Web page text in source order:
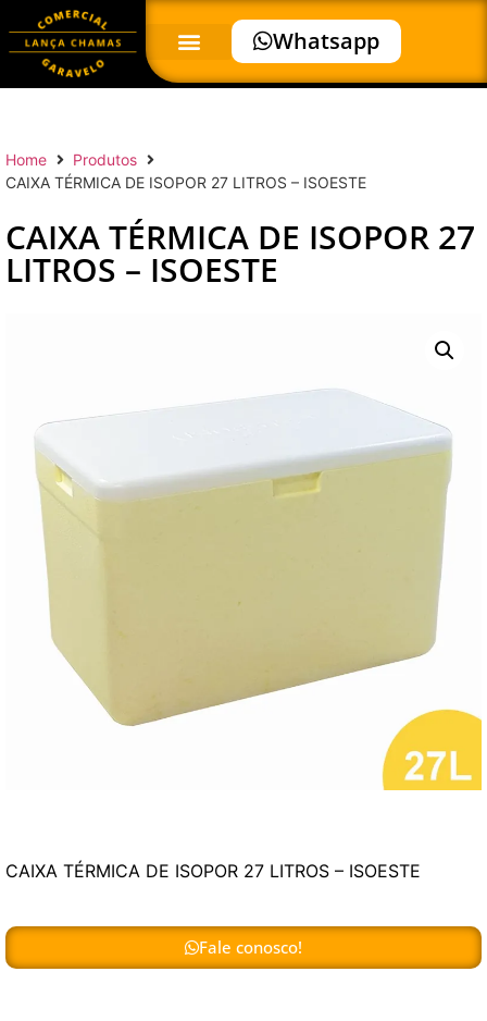
Whatsapp
Home
Produtos
CAIXA TÉRMICA DE ISOPOR 27 LITROS – ISOESTE
CAIXA TÉRMICA DE ISOPOR 27
LITROS – ISOESTE
CAIXA TÉRMICA DE ISOPOR 27 LITROS – ISOESTE
Fale conosco!